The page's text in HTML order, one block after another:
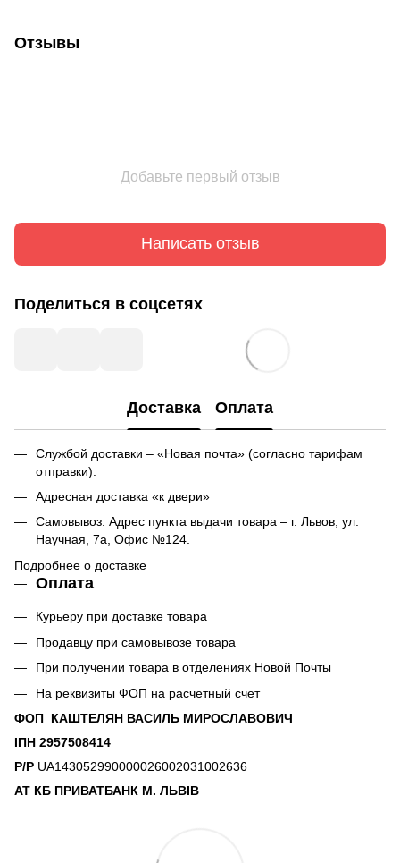
Отзывы
Добавьте первый отзыв
Написать отзыв
Поделиться в соцсетях
Доставка Оплата
Службой доставки – «Новая почта» (согласно тарифам
отправки).
Адресная доставка «к двери»
Самовывоз. Адрес пункта выдачи товара – г. Львов, ул.
Научная, 7а, Офис №124.
Подробнее о доставке
Оплата
Курьеру при доставке товара
Продавцу при самовывозе товара
При получении товара в отделениях Новой Почты
На реквизиты ФОП на расчетный счет
ФОП КАШТЕЛЯН ВАСИЛЬ МИРОСЛАВОВИЧ
ІПН 2957508414
Р/Р UA143052990000026002031002636
АТ КБ ПРИВАТБАНК М. ЛЬВІВ